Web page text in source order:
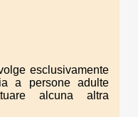
esclusivamente
a persone adulte
alcuna altra